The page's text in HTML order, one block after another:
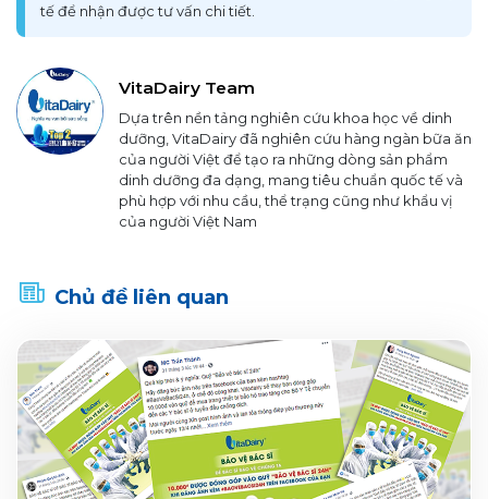
tế để nhận được tư vấn chi tiết.
VitaDairy Team
Dựa trên nền tảng nghiên cứu khoa học về dinh
dưỡng, VitaDairy đã nghiên cứu hàng ngàn bữa ăn
của người Việt để tạo ra những dòng sản phẩm
dinh dưỡng đa dạng, mang tiêu chuẩn quốc tế và
phù hợp với nhu cầu, thể trạng cũng như khẩu vị
của người Việt Nam
Chủ đề liên quan